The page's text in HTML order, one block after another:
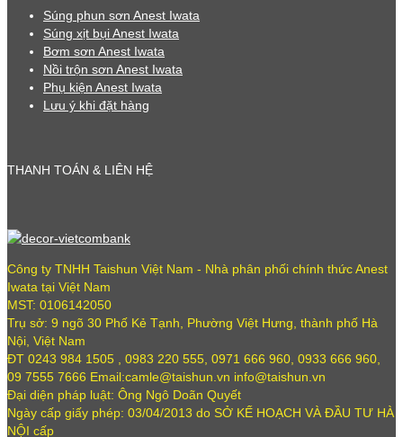
Súng phun sơn Anest Iwata
Súng xịt bụi Anest Iwata
Bơm sơn Anest Iwata
Nồi trộn sơn Anest Iwata
Phụ kiện Anest Iwata
Lưu ý khi đặt hàng
THANH TOÁN & LIÊN HỆ
Công ty TNHH Taishun Việt Nam - Nhà phân phối chính thức Anest
Iwata tại Việt Nam
MST: 0106142050
Trụ sở: 9 ngõ 30 Phố Kẻ Tạnh, Phường Việt Hưng, thành phố Hà
Nội, Việt Nam
ĐT 0243 984 1505 , 0983 220 555, 0971 666 960, 0933 666 960,
09 7555 7666 Email:camle@taishun.vn info@taishun.vn
Đại diện pháp luật: Ông Ngô Doãn Quyết
Ngày cấp giấy phép: 03/04/2013 do SỞ KẾ HOẠCH VÀ ĐẦU TƯ HÀ
NỘI cấp